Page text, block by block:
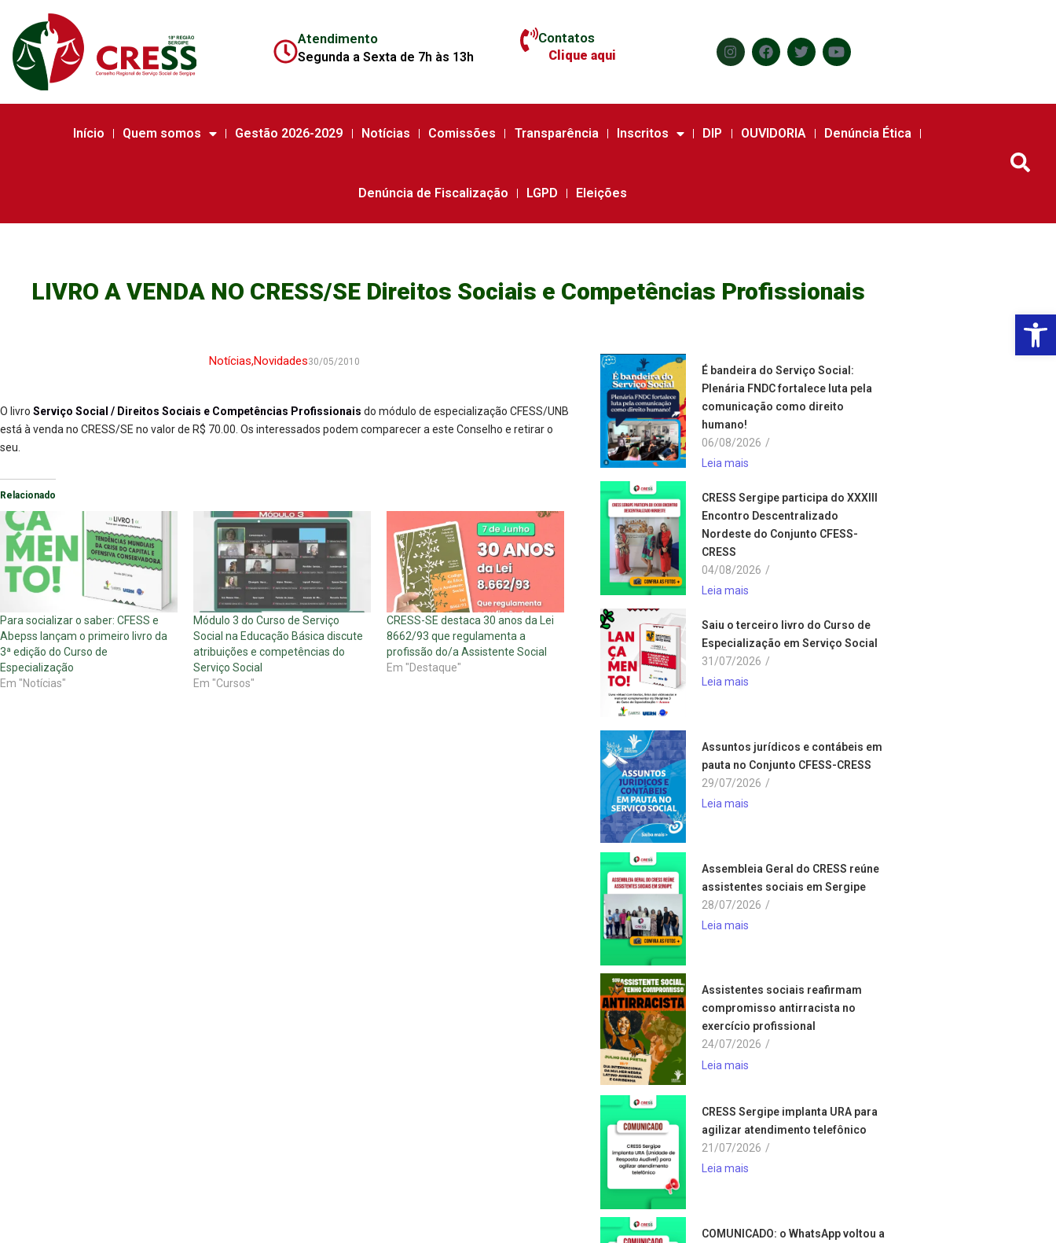
Atendimento
Segunda a Sexta de 7h às 13h
Contatos
Clique aqui
Início Quem somos Gestão 2026-2029 Notícias Comissões Transparência Inscritos DIP OUVIDORIA Denúncia Ética
Denúncia de Fiscalização LGPD Eleições
LIVRO A VENDA NO CRESS/SE Direitos Sociais e Competências Profissionais
Notícias,Novidades30/05/2010
O livro Serviço Social / Direitos Sociais e Competências Profissionais do módulo de especialização CFESS/UNB
está à venda no CRESS/SE no valor de R$ 70.00. Os interessados podem comparecer a este Conselho e retirar o
seu.
Relacionado
Para socializar o saber: CFESS e
Abepss lançam o primeiro livro da
3ª edição do Curso de
Especialização
Em "Notícias"
Módulo 3 do Curso de Serviço
Social na Educação Básica discute
atribuições e competências do
Serviço Social
Em "Cursos"
CRESS-SE destaca 30 anos da Lei
8662/93 que regulamenta a
profissão do/a Assistente Social
Em "Destaque"
É bandeira do Serviço Social:
Plenária FNDC fortalece luta pela
comunicação como direito
humano!
06/08/2026 /
Leia mais
CRESS Sergipe participa do XXXIII
Encontro Descentralizado
Nordeste do Conjunto CFESS-
CRESS
04/08/2026 /
Leia mais
Saiu o terceiro livro do Curso de
Especialização em Serviço Social
31/07/2026 /
Leia mais
Assuntos jurídicos e contábeis em
pauta no Conjunto CFESS-CRESS
29/07/2026 /
Leia mais
Assembleia Geral do CRESS reúne
assistentes sociais em Sergipe
28/07/2026 /
Leia mais
Assistentes sociais reafirmam
compromisso antirracista no
exercício profissional
24/07/2026 /
Leia mais
CRESS Sergipe implanta URA para
agilizar atendimento telefônico
21/07/2026 /
Leia mais
COMUNICADO: o WhatsApp voltou a